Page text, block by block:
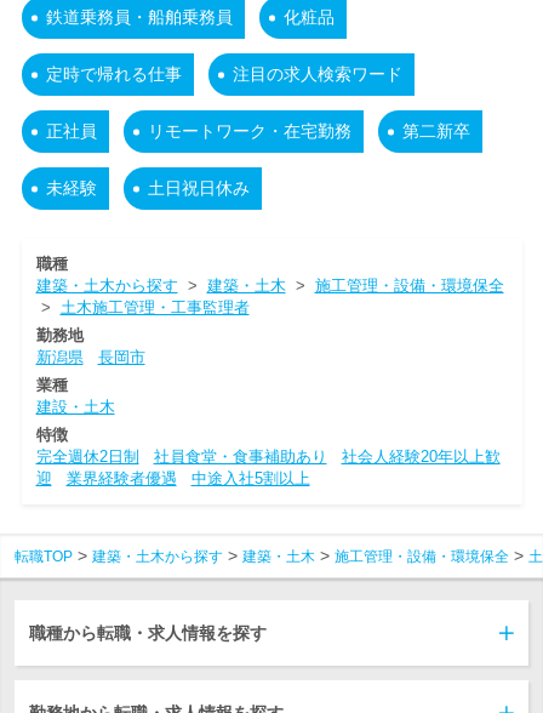
鉄道乗務員・船舶乗務員 化粧品
定時で帰れる仕事 注目の求人検索ワード
正社員 リモートワーク・在宅勤務 第二新卒
未経験 土日祝日休み
職種
建築・土木から探す > 建築・土木 > 施工管理・設備・環境保全
> 土木施工管理・工事監理者
勤務地
新潟県
長岡市
業種
建設・土木
特徴
完全週休2日制
社員食堂・食事補助あり
社会人経験20年以上歓
迎
業界経験者優遇 中途入社5割以上
転職TOP 建築・土木から探す 建築・土木 施工管理・設備・環境保全
職種から転職・求人情報を探す